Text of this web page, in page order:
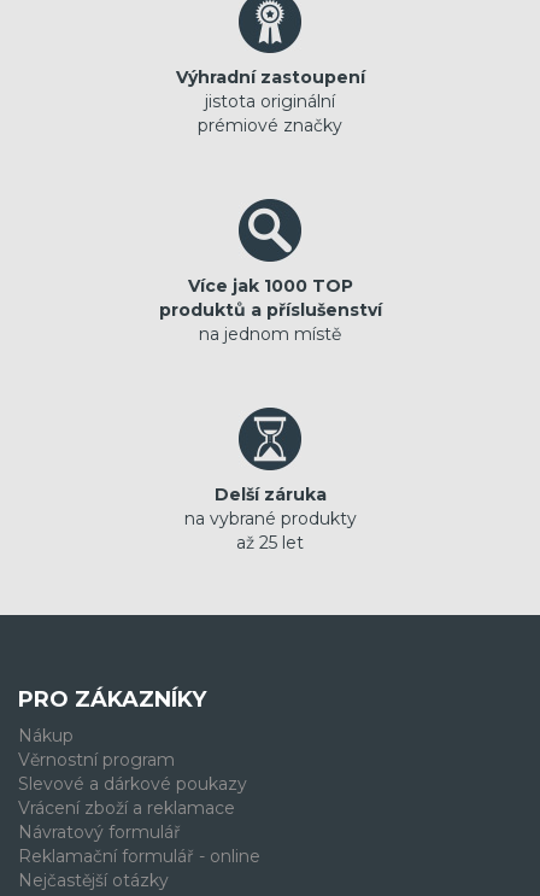
Výhradní zastoupení
jistota originální
prémiové značky
Více jak 1000 TOP
produktů a příslušenství
na jednom místě
Delší záruka
na vybrané produkty
až 25 let
PRO ZÁKAZNÍKY
Nákup
Věrnostní program
Slevové a dárkové poukazy
Vrácení zboží a reklamace
Návratový formulář
Reklamační formulář - online
Nejčastější otázky